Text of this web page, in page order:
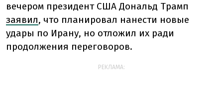
вечером президент США Дональд Трамп
заявил, что планировал нанести новые
удары по Ирану, но отложил их ради
продолжения переговоров.
РЕКЛАМА: